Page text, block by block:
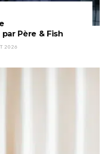
Père & Fish
2026